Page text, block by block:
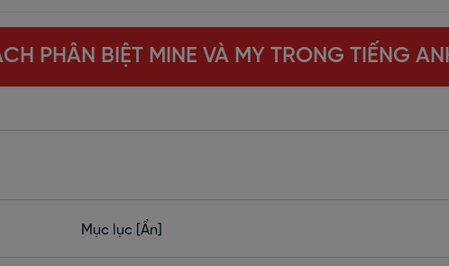
PHÂN BIỆT MINE VÀ MY TRONG TIẾNG
Mục lục [Ẩn]